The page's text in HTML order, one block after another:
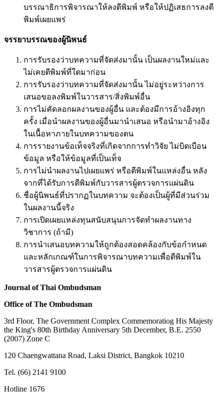
บรรณาธิการพิจารณาให้ลงตีพิมพ์ หรือให้ปฏิเสธการลงตี
พิมพ์เผยแพร่
จรรยาบรรณของผู้นิพนธ์
การรับรองว่าบทความที่จัดส่งมานั้น เป็นผลงานใหม่และ
ไม่เคยตีพิมพ์ที่ใดมาก่อน
การรับรองว่าบทความที่จัดส่งมานั้น ไม่อยู่ระหว่างการ
เสนอขอลงพิมพ์ในวารสาร/สิ่งพิมพ์อื่น
การไม่คัดลอกผลงานของผู้อื่น และต้องมีการอ้างอิงทุก
ครั้ง เมื่อนำผลงานของผู้อื่นมานำเสนอ หรือนำมาอ้างอิง
ในเนื้อหาภายในบทความของตน
การรายงานข้อเท็จจริงที่เกิดจากการทำวิจัย ไม่บิดเบือน
ข้อมูล หรือให้ข้อมูลที่เป็นเท็จ
การไม่นำผลงานไปเผยแพร่ หรือตีพิมพ์ในแหล่งอื่น หลัง
จากที่ได้รับการตีพิมพ์กับวารสารผู้ตรวจการแผ่นดิน
ชื่อผู้นิพนธ์ที่ปรากฏในบทความ จะต้องเป็นผู้ที่มีส่วนร่วม
ในผลงานนี้จริง
การเปิดเผยแหล่งทุนสนับสนุนการจัดทำผลงานทาง
วิชาการ (ถ้ามี)
การนำเสนอบทความให้ถูกต้องสอดคล้องกับข้อกำหนด
และหลักเกณฑ์ในการพิจารณาบทความเพื่อตีพิมพ์ใน
วารสารผู้ตรวจการแผ่นดิน
Journal of Thai Ombudsman
Office of The Ombudsman
3rd Floor, The Government Complex Commemoratiog His Majesty
the King's 80th Birthday Anniversary 5th December, B.E. 2550
(2007) Zone C
120 Chaengwattana Road, Laksi District, Bangkok 10210
Tel. (66) 2141 9100
Hotline 1676